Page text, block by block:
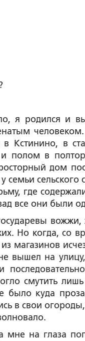
я родился и
в Кстинино, в
полом в
дом
семьи сельского
где
все они были
Но когда, со
магазинов
вышел на
смутить лишь
было куда
в свои
мне на глаза